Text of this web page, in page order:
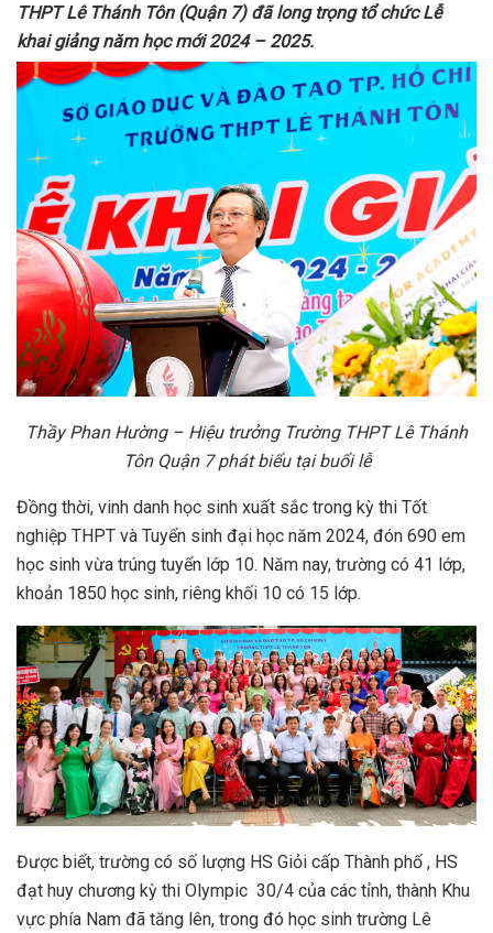
THPT Lê Thánh Tôn (Quận 7)đã long trọng tổ chức Lễ
khai giảng năm học mới 2024 – 2025.
Thầy Phan Hường – Hiệu trưởng Trường THPT Lê Thánh
Tôn Quận 7phát biểu tại buổi lễ
Đồng thời, vinh danh học sinh xuất sắc trong kỳ thi Tốt
nghiệp THPT và Tuyển sinh đại học năm 2024, đón 690 em
học sinh vừa trúng tuyển lớp 10. Năm nay, trường có 41 lớp,
khoản 1850 học sinh, riêng khối 10 có 15 lớp.
Được biết, trường có số lượng HS Giỏi cấp Thành phố , HS
đạt huy chương kỳ thi Olympic 30/4 của các tỉnh, thành Khu
vực phía Nam đã tăng lên, trong đó học sinh trường Lê